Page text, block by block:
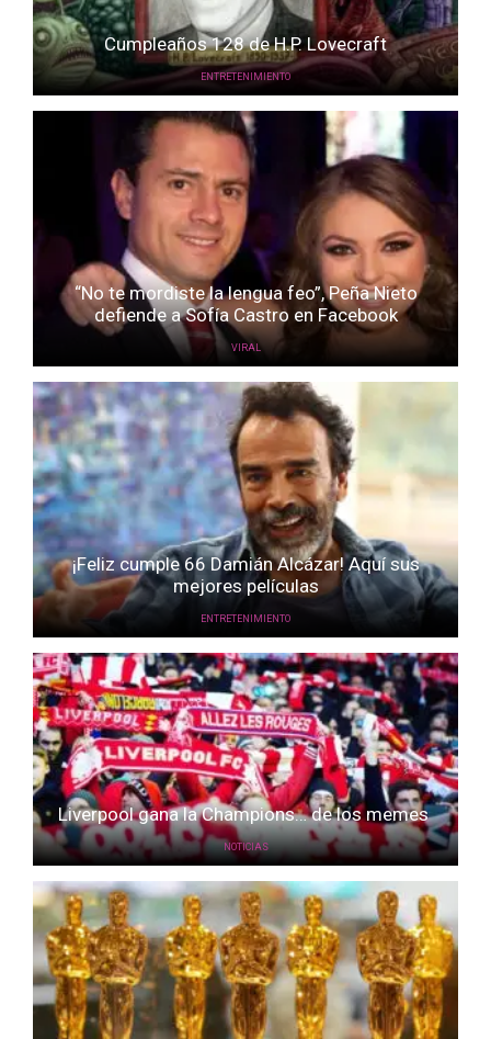
Cumpleaños 128 de H.P. Lovecraft
ENTRETENIMIENTO
“No te mordiste la lengua feo”, Peña Nieto
defiende a Sofía Castro en Facebook
VIRAL
¡Feliz cumple 66 Damián Alcázar! Aquí sus
mejores películas
ENTRETENIMIENTO
Liverpool gana la Champions… de los memes
NOTICIAS